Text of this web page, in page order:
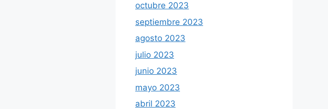
octubre 2023
septiembre 2023
agosto 2023
julio 2023
junio 2023
mayo 2023
abril 2023